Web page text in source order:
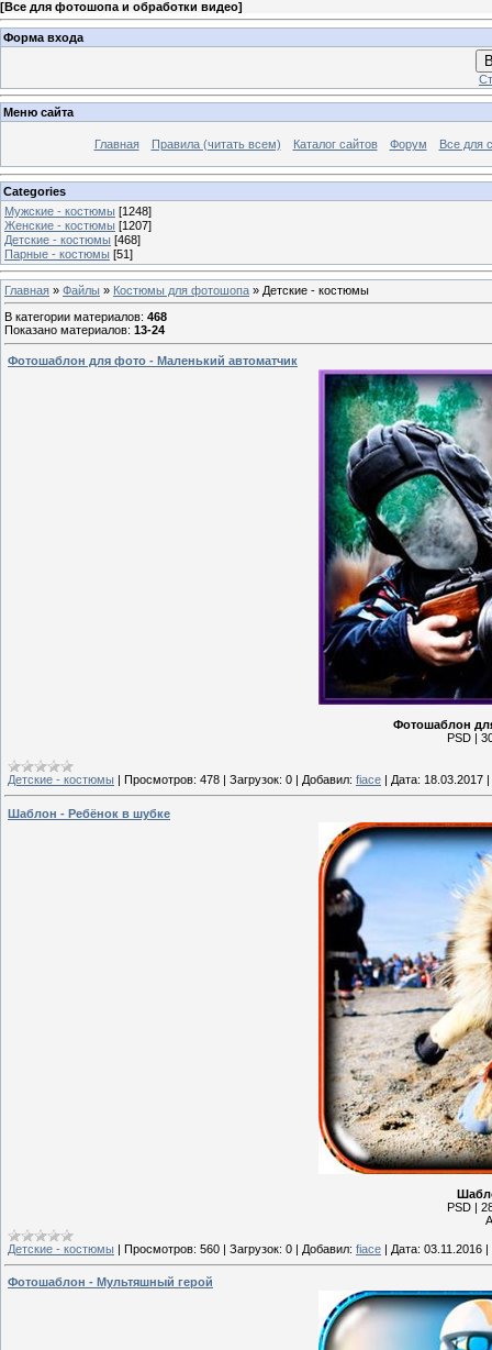
[Все для фотошопа и обработки видео]
Форма входа
Меню сайта
Главная Правила (читать всем) Каталог сайтов Форум Все для
Categories
Мужские - костюмы [1248]
Женские - костюмы [1207]
Детские - костюмы [468]
Парные - костюмы [51]
Главная » Файлы » Костюмы для фотошопа » Детские - костюмы
В категории материалов: 468
Показано материалов: 13-24
Фотошаблон для фото - Маленький автоматчик
Фотошаблон
PSD |
Детские - костюмы | Просмотров: 478 | Загрузок: 0 | Добавил: fiace | Дата: 18.03.2017 |
Шаблон - Ребёнок в шубке
PSD |
Детские - костюмы | Просмотров: 560 | Загрузок: 0 | Добавил: fiace | Дата: 03.11.2016 |
Фотошаблон - Мультяшный герой